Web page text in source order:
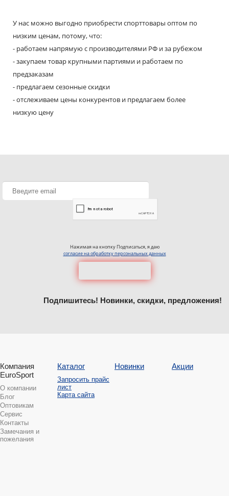
У нас можно выгодно приобрести спорттовары оптом по
низким ценам, потому, что:
- работаем напрямую с производителями РФ и за рубежом
- закупаем товар крупными партиями и работаем по
предзаказам
- предлагаем сезонные скидки
- отслеживаем цены конкурентов и предлагаем более
низкую цену
Нажимая на кнопку Подписаться, я даю
согласие на обработку персональных данных
Подпишитесь! Новинки, скидки, предложения!
Компания
EuroSport
О компании
Блог
Оптовикам
Сервис
Контакты
Замечания и
пожелания
Каталог
Запросить прайс
лист
Карта сайта
Новинки Акции